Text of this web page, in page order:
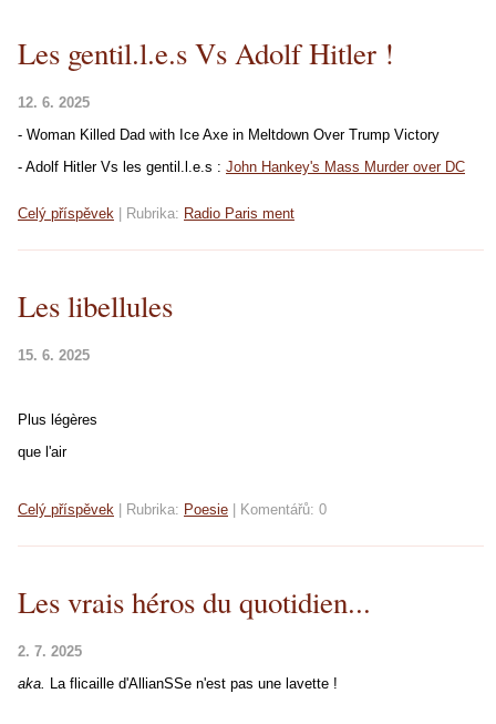
Les gentil.l.e.s Vs Adolf Hitler !
12. 6. 2025
- Woman Killed Dad with Ice Axe in Meltdown Over Trump Victory
- Adolf Hitler Vs les gentil.l.e.s : John Hankey's Mass Murder over DC
Celý příspěvek Rubrika: Radio Paris ment
Les libellules
15. 6. 2025
Plus légères
que l'air
Celý příspěvek Rubrika: Poesie Komentářů: 0
Les vrais héros du quotidien...
2. 7. 2025
aka. La flicaille d'AllianSSe n'est pas une lavette !